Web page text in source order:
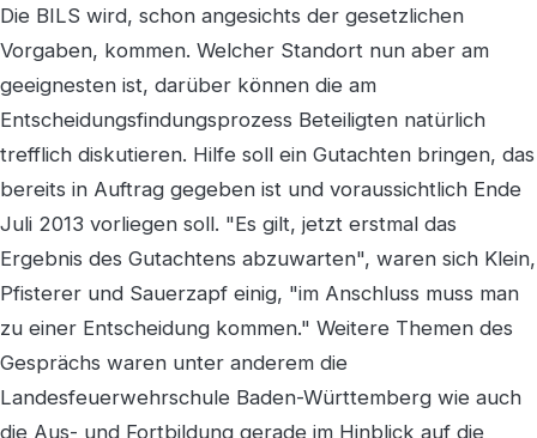
Die BILS wird, schon angesichts der gesetzlichen
Vorgaben, kommen. Welcher Standort nun aber am
geeignesten ist, darüber können die am
Entscheidungsfindungsprozess Beteiligten natürlich
trefflich diskutieren. Hilfe soll ein Gutachten bringen, das
bereits in Auftrag gegeben ist und voraussichtlich Ende
Juli 2013 vorliegen soll. "Es gilt, jetzt erstmal das
Ergebnis des Gutachtens abzuwarten", waren sich Klein,
Pfisterer und Sauerzapf einig, "im Anschluss muss man
zu einer Entscheidung kommen." Weitere Themen des
Gesprächs waren unter anderem die
Landesfeuerwehrschule Baden-Württemberg wie auch
die Aus- und Fortbildung gerade im Hinblick auf die